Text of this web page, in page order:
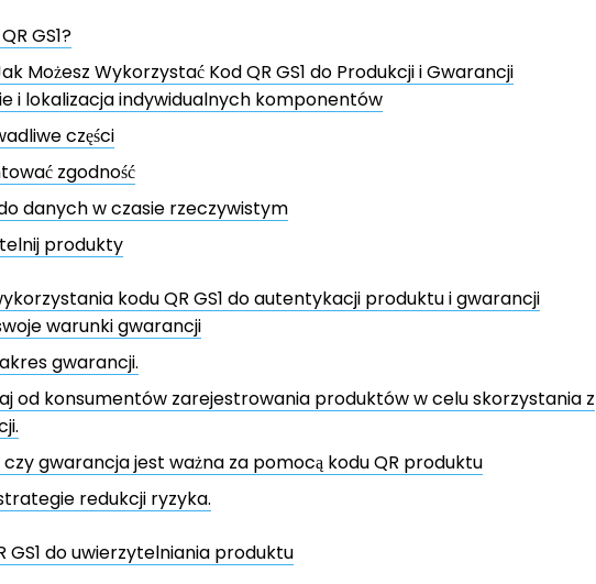
GS1?
Możesz Wykorzystać Kod QR GS1 do Produkcji i Gwarancji
i lokalizacja indywidualnych komponentów
części
zgodność
danych w czasie rzeczywistym
produkty
kodu QR GS1 do autentykacji produktu i gwarancji
warunki gwarancji
gwarancji.
od konsumentów zarejestrowania produktów w celu skorzystania z
czy gwarancja jest ważna za pomocą kodu QR produktu
redukcji ryzyka.
GS1 do uwierzytelniania produktu